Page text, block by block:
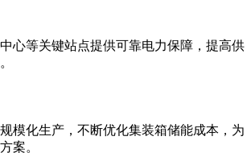
心等关键站点提供可靠电力保障，提高供
模化生产，不断优化集装箱储能成本，为
案。